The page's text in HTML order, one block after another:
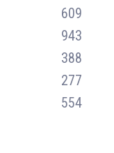
609
943
388
277
554